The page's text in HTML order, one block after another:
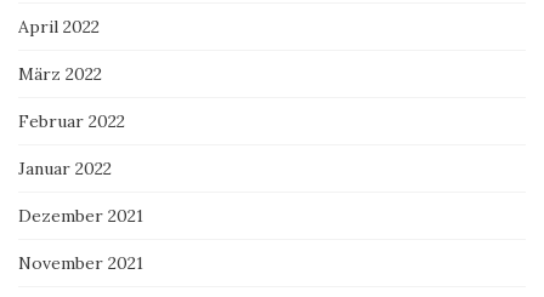
April 2022
März 2022
Februar 2022
Januar 2022
Dezember 2021
November 2021